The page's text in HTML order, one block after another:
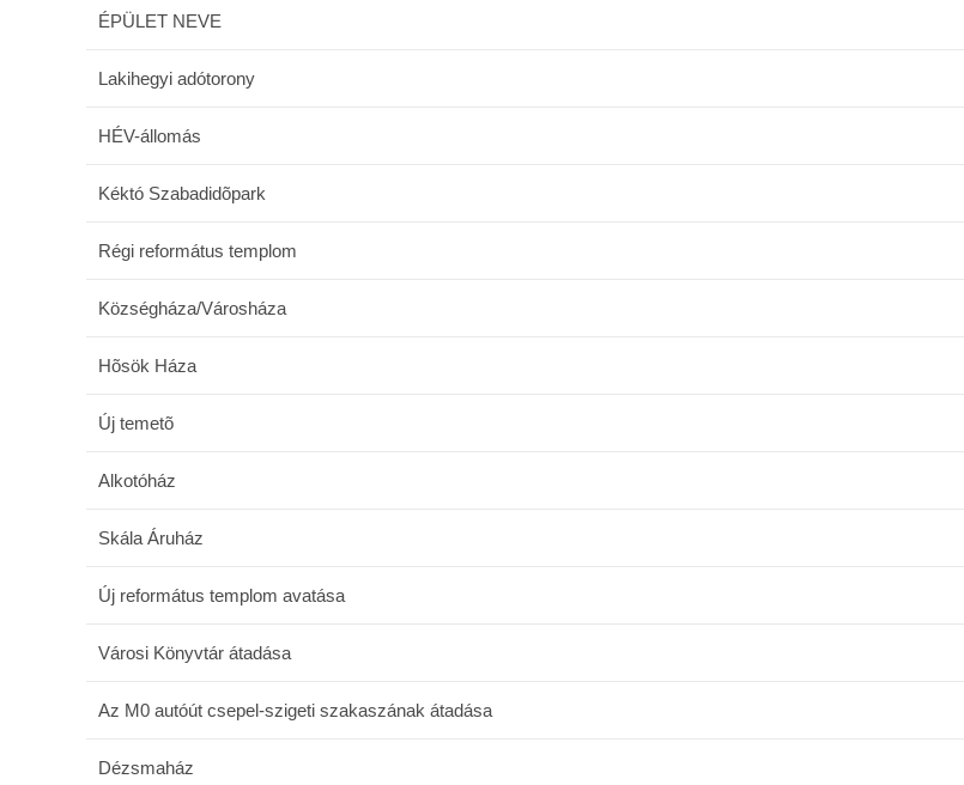
ÉPÜLET NEVE
Lakihegyi adótorony
HÉV-állomás
Kéktó Szabadidõpark
Régi református templom
Községháza/Városháza
Hõsök Háza
Új temetõ
Alkotóház
Skála Áruház
Új református templom avatása
Városi Könyvtár átadása
Az M0 autóút csepel-szigeti szakaszának átadása
Dézsmaház